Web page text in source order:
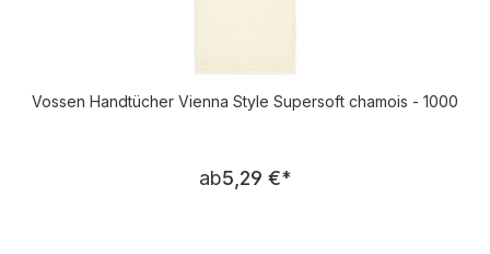
Vossen Handtücher Vienna Style Supersoft chamois - 1000
Regulärer Preis:
ab5,29 €*